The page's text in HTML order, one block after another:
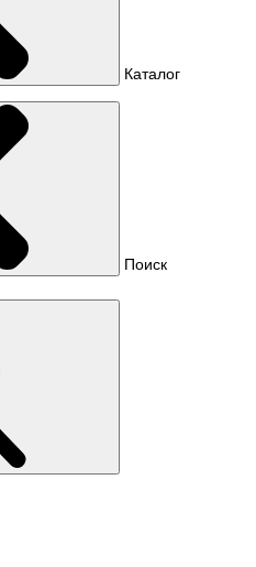
Каталог
Поиск